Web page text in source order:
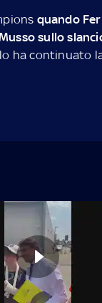
quando
sullo
ha continuato